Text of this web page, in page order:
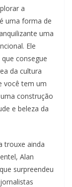
a
uma forma de
uma
Ele
consegue
da cultura
você tem um
construção
e beleza da
trouxe ainda
Alan
surpreendeu